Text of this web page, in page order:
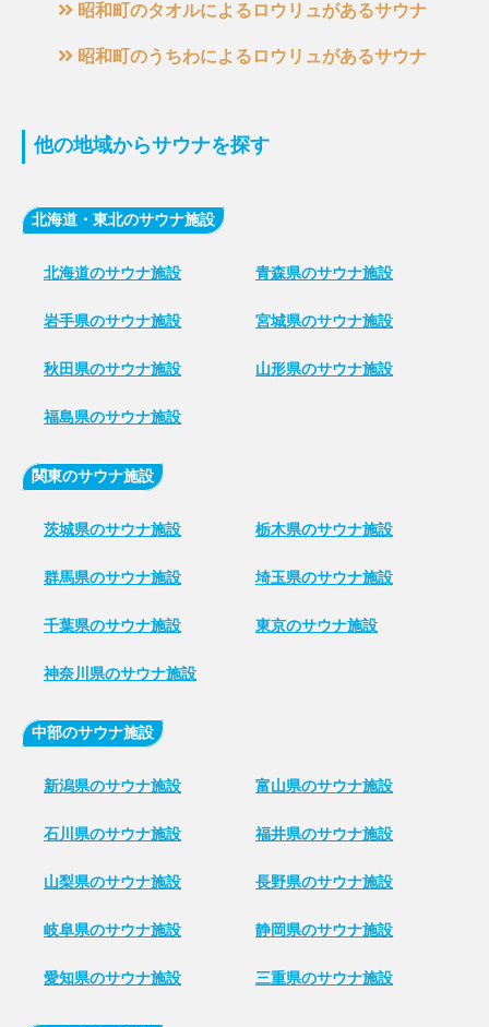
昭和町のタオルによるロウリュがあるサウナ
昭和町のうちわによるロウリュがあるサウナ
他の地域からサウナを探す
北海道・東北のサウナ施設
北海道のサウナ施設 青森県のサウナ施設
岩手県のサウナ施設 宮城県のサウナ施設
秋田県のサウナ施設 山形県のサウナ施設
福島県のサウナ施設
関東のサウナ施設
茨城県のサウナ施設 栃木県のサウナ施設
群馬県のサウナ施設 埼玉県のサウナ施設
千葉県のサウナ施設 東京のサウナ施設
神奈川県のサウナ施設
中部のサウナ施設
新潟県のサウナ施設 富山県のサウナ施設
石川県のサウナ施設 福井県のサウナ施設
山梨県のサウナ施設 長野県のサウナ施設
岐阜県のサウナ施設 静岡県のサウナ施設
愛知県のサウナ施設 三重県のサウナ施設